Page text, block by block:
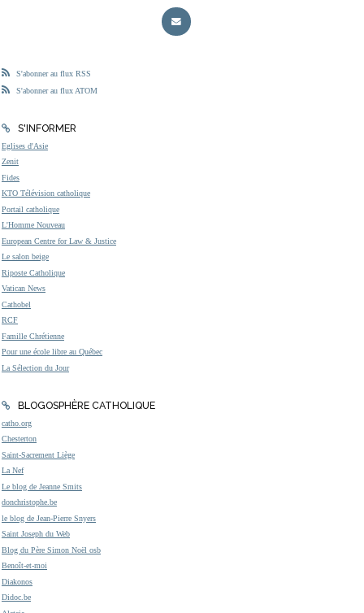
S'abonner au flux RSS
S'abonner au flux ATOM
S'INFORMER
Eglises d'Asie
Zenit
Fides
KTO Télévision catholique
Portail catholique
L'Homme Nouveau
European Centre for Law & Justice
Le salon beige
Riposte Catholique
Vatican News
Cathobel
RCF
Famille Chrétienne
Pour une école libre au Québec
La Sélection du Jour
BLOGOSPHÈRE CATHOLIQUE
catho.org
Chesterton
Saint-Sacrement Liège
La Nef
Le blog de Jeanne Smits
donchristophe.be
le blog de Jean-Pierre Snyers
Saint Joseph du Web
Blog du Père Simon Noël osb
Benoît-et-moi
Diakonos
Didoc.be